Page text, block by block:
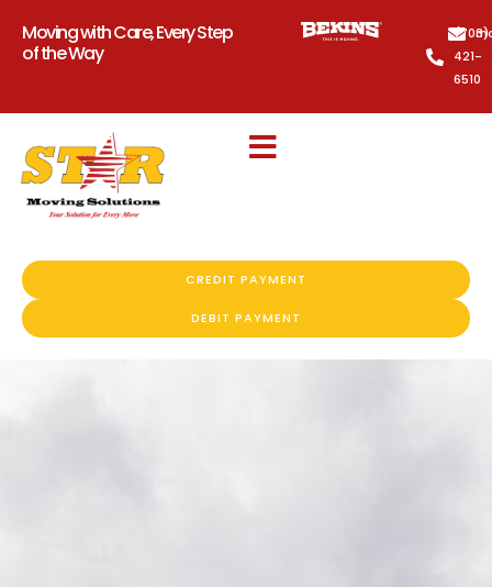
Moving with Care, Every Step
of the Way
(703)
421-
6510
CREDIT PAYMENT
DEBIT PAYMENT